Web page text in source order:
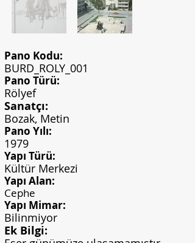
Pano Kodu:
BURD_ROLY_001
Pano Türü:
Rölyef
Sanatçı:
Bozak, Metin
Pano Yılı:
1979
Yapı Türü:
Kültür Merkezi
Yapı Alan:
Cephe
Yapı Mimar:
Bilinmiyor
Ek Bilgi: